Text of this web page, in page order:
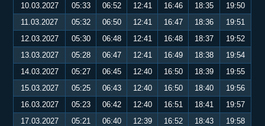
10.03.2027
05:33 06:52 12:41 16:46 18:35
19:50
11.03.2027
05:32 06:50 12:41 16:47 18:36
19:51
12.03.2027
05:30 06:48 12:41 16:48 18:37
19:52
13.03.2027
05:28 06:47 12:41 16:49 18:38
19:54
14.03.2027
05:27 06:45 12:40 16:50 18:39
19:55
15.03.2027
05:25 06:43 12:40 16:50 18:40
19:56
16.03.2027
05:23 06:42 12:40 16:51 18:41
19:57
17.03.2027
05:21 06:40 12:39 16:52 18:43
19:58